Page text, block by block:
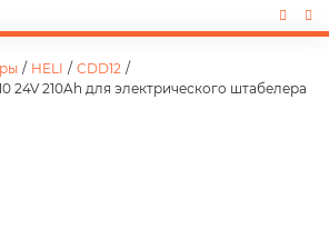
/ HELI / CDD12 /
24V 210Ah для электрического штабелера